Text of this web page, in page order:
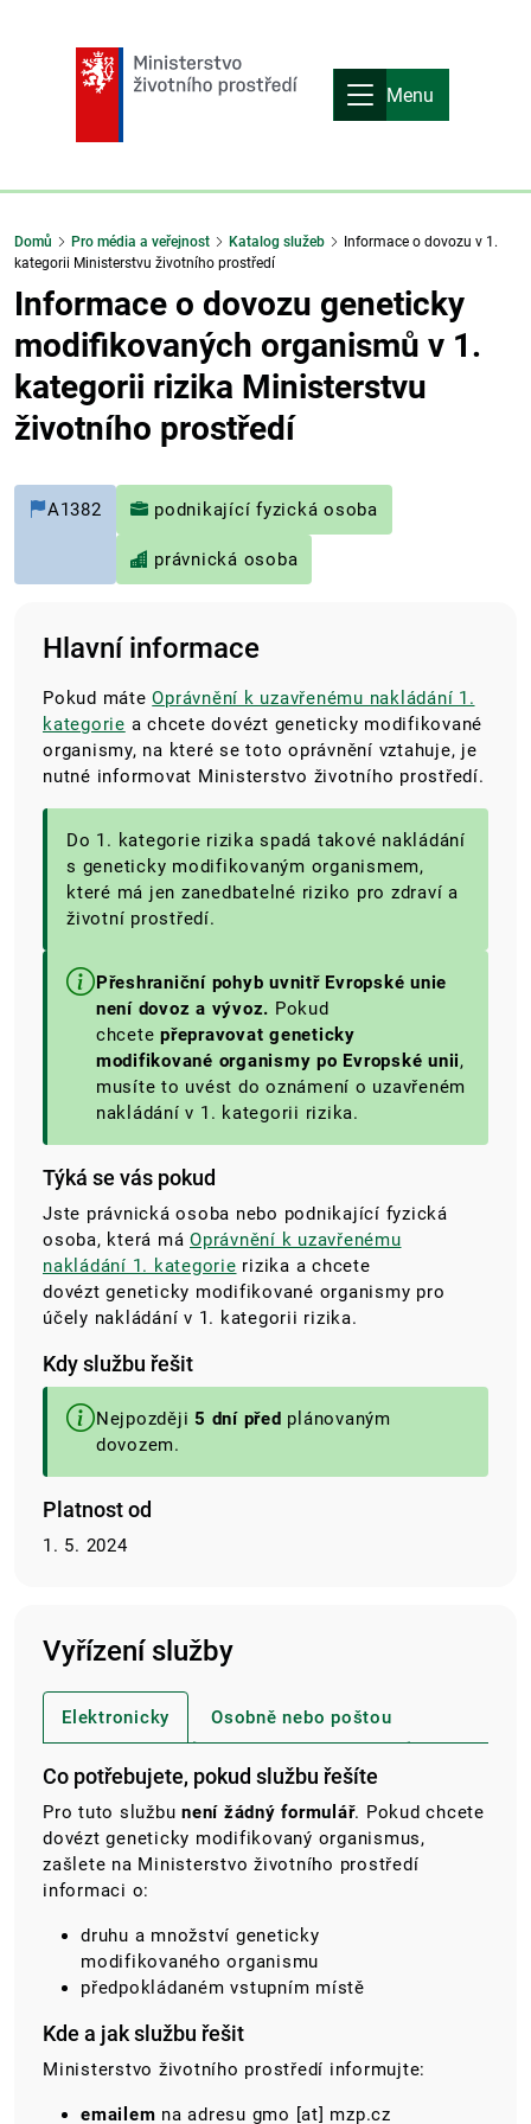
Menu
Domů Pro média a veřejnost Katalog služeb
Informace o dovozu v 1.
kategorii Ministerstvu životního prostředí
Informace o dovozu geneticky
modifikovaných organismů v 1.
kategorii rizika Ministerstvu
životního prostředí
A1382 podnikající fyzická osoba
právnická osoba
Hlavní informace
Pokud máteOprávnění k uzavřenému nakládání 1.
kategorie a chcete dovézt geneticky modifikované
organismy, na které se toto oprávnění vztahuje, je
nutné informovat Ministerstvo životního prostředí.
Do 1. kategorie rizika spadá takové nakládání
s geneticky modifikovaným organismem,
které má jen zanedbatelné riziko pro zdraví a
životní prostředí.
Přeshraniční pohyb uvnitř Evropské unie
není dovoz a vývoz. Pokud
chcete přepravovat geneticky
modifikované organismy po Evropské unii,
musíte to uvést do oznámení o uzavřeném
nakládání v 1. kategorii rizika.
Týká se vás pokud
Jste právnická osoba nebo podnikající fyzická
osoba, která má Oprávnění k uzavřenému
nakládání 1. kategorie rizika a chcete
dovézt geneticky modifikované organismy pro
účely nakládání v 1. kategorii rizika.
Kdy službu řešit
Nejpozději 5 dní před plánovaným
dovozem.
Platnost od
1. 5. 2024
Vyřízení služby
Elektronicky Osobně nebo poštou
Co potřebujete, pokud službu řešíte
Pro tuto službu není žádný formulář. Pokud chcete
dovézt geneticky modifikovaný organismus,
zašlete na Ministerstvo životního prostředí
informaci o:
druhu a množství geneticky
modifikovaného organismu
předpokládaném vstupním místě
Kde a jak službu řešit
Ministerstvo životního prostředí informujte:
emailem na adresu gmo [at] mzp.cz